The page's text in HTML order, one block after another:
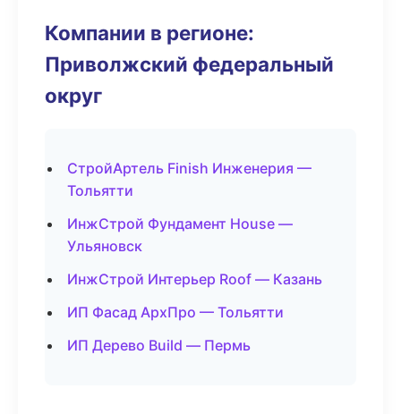
Компании в регионе:
Приволжский федеральный
округ
СтройАртель Finish Инженерия —
Тольятти
ИнжСтрой Фундамент House —
Ульяновск
ИнжСтрой Интерьер Roof — Казань
ИП Фасад АрхПро — Тольятти
ИП Дерево Build — Пермь